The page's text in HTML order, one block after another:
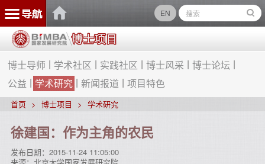
EN
博士导师 学术社区 实践社区 博士风采
博士论坛
公益
学术研究 新闻报道 项目特色
首页 博士项目 学术研究
徐建国：作为主角的农民
发布日期： 2015-11-24 11:05:00